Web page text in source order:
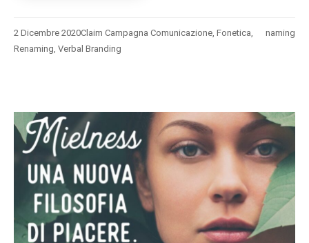
2 Dicembre 2020 naming
Claim Campagna Comunicazione, Fonetica,
Renaming, Verbal Branding